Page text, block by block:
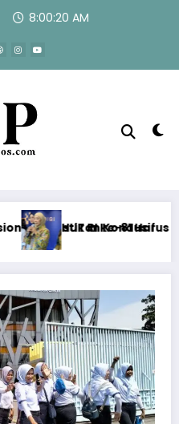
8:00:21 AM
Dirayakan dengan Fakta,